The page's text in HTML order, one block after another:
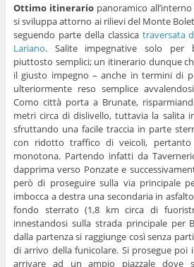
Ottimo itinerario panoramico
si sviluppa attorno ai rilievi del Monte
seguendo parte della classica traversata
Lariano. Salite impegnative solo per
piuttosto semplici; un itinerario dunque
il giusto impegno – anche in termini di
ulteriormente reso semplice
Como città porta a Brunate,
metri circa di dislivello, tuttavia la salita
sfruttando una facile traccia in parte
con ridotto traffico di veicoli,
monotona. Partendo infatti da
dapprima verso Ponzate e
però di proseguire sulla via principale
imbocca a destra una secondaria in
fondo sterrato (1,8 km circa di
innestandosi sulla strada principale per
dalla partenza si raggiunge così senza
di arrivo della funicolare. Si prosegue poi
arrivare ad un ampio piazzale dove